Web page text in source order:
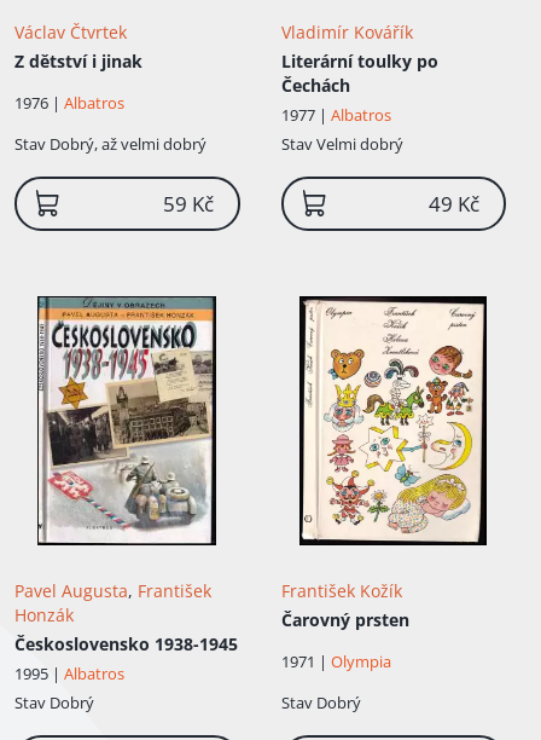
Václav Čtvrtek
Z dětství i jinak
1976 | Albatros
Stav Dobrý, až velmi dobrý
59 Kč
Vladimír Kovářík
Literární toulky po
Čechách
1977 | Albatros
StavVelmi dobrý
49 Kč
Pavel Augusta, František
Honzák
Československo 1938-1945
1995 | Albatros
Stav Dobrý
František Kožík
Čarovný prsten
1971 | Olympia
Stav Dobrý